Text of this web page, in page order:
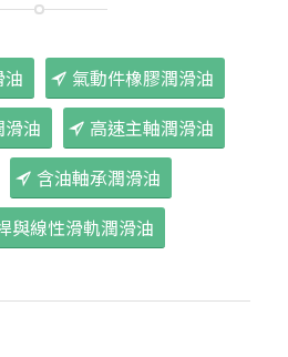
油
氣動件橡膠潤滑油
油
高速主軸潤滑油
含油軸承潤滑油
與線性滑軌潤滑油